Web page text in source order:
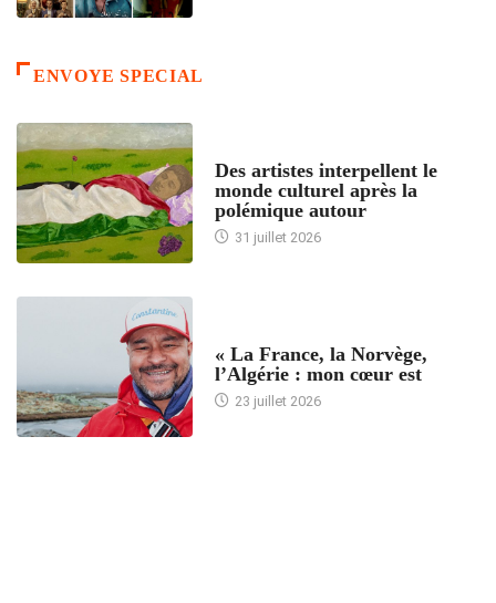
ENVOYE SPECIAL
Des artistes interpellent le
monde culturel après la
polémique autour
31 juillet 2026
« La France, la Norvège,
l’Algérie : mon cœur est
23 juillet 2026